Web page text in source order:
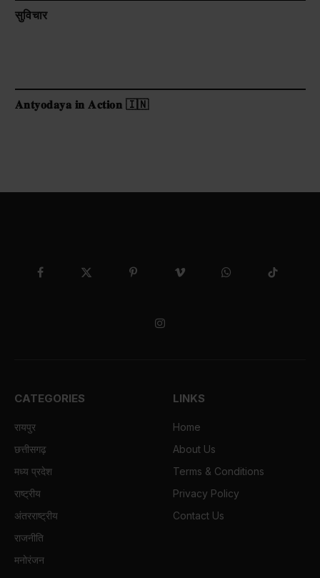
सुविचार
𝐀𝐧𝐭𝐲𝐨𝐝𝐚𝐲𝐚 𝐢𝐧 𝐀𝐜𝐭𝐢𝐨𝐧 🇮🇳
FacebookX
Pinterest Vimeo WhatsAppTikTok
Instagram
CATEGORIES
रायपुर
छत्तीसगढ़
मध्य प्रदेश
राष्ट्रीय
अंतरराष्ट्रीय
राजनीति
मनोरंजन
LINKS
Home
About Us
Terms & Conditions
Privacy Policy
Contact Us